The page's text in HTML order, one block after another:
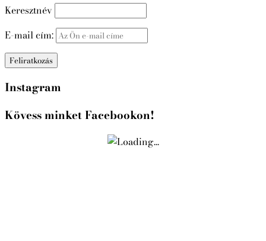
Keresztnév
E-mail cím:
Instagram
Kövess minket Facebookon!